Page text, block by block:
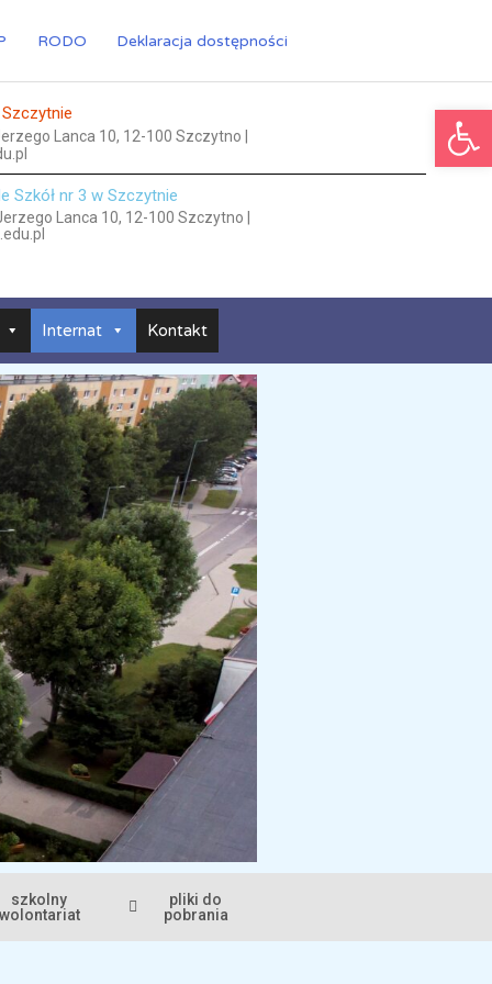
RODO Deklaracja dostępności
Lanca 10, 12-100 Szczytno |
Szkół nr 3 w Szczytnie
Lanca 10, 12-100 Szczytno |
Internat Kontakt
szkolny
pliki do
pobrania